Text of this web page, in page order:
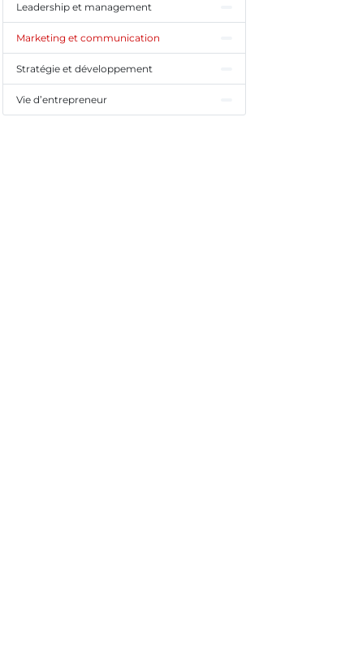
Leadership et management
Marketing et communication
Stratégie et développement
Vie d’entrepreneur